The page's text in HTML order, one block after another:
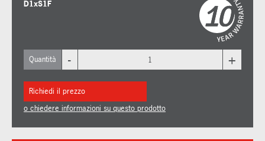
D1xS1F
Quantità - +
Richiedi il prezzo
o chiedere informazioni su questo prodotto